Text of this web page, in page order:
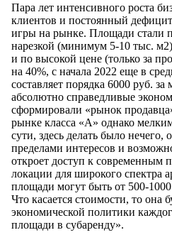
Пара лет интенсивного роста
клиентов и постоянный
игры на рынке. Площади стали
нарезкой (минимум 5-10 тыс.
и по высокой цене (только за
на 40%, с начала 2022 еще в
составляет порядка 6000 руб. за
абсолютно справедливые
сформировали «рынок
рынке класса «А» однако
сути, здесь делать было нечего,
пределами интересов и
откроет доступ к современным
локации для широкого спектра
площади могут быть от 500-
Что касается стоимости, то она
экономической политики
площади в субаренду».